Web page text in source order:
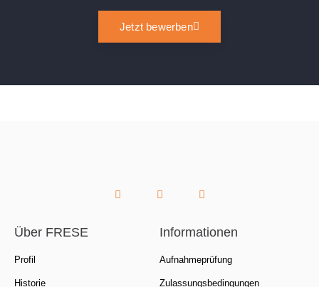
Jetzt bewerben
Über FRESE
Profil
Historie
Informationen
Aufnahmeprüfung
Zulassungsbedingungen